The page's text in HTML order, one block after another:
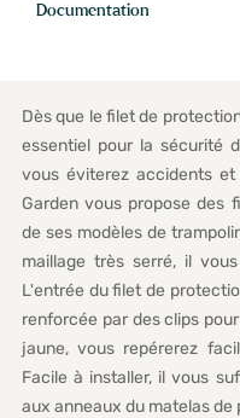
Documentation
Dès que le filet de
essentiel pour la sécurité
vous éviterez accidents
Garden vous propose des
de ses modèles de
maillage très serré, il
L'entrée du filet de
renforcée par des clips
jaune, vous repérerez
Facile à installer, il vous
aux anneaux du matelas de